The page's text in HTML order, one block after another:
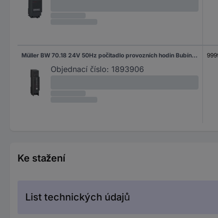
Müller BW 70.18 24V 50Hz počítadlo provozních hodin Bubínkové počítadlo
Objednací číslo: 1893906
Ke stažení
List technických údajů